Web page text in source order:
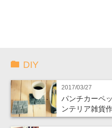
DIY
2017/03/27
パンチカーペ
ンテリア雑貨